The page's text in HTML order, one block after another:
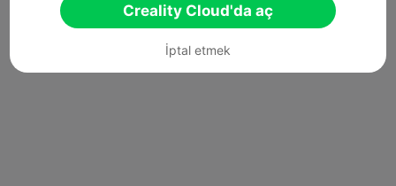
Creality Cloud'da aç
İptal etmek